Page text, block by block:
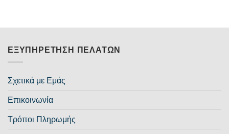
ΕΞΥΠΗΡΈΤΗΣΗ ΠΕΛΑΤΏΝ
Σχετικά με Εμάς
Επικοινωνία
Τρόποι Πληρωμής